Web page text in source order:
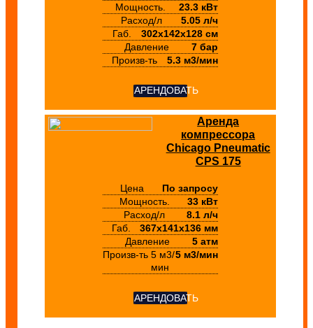
Мощность.
23.3 кВт
Расход/л
5.05 л/ч
Габ.
302х142х128 см
Давление
7 бар
Произв-ть
5.3 м3/мин
АРЕНДОВАТЬ
Аренда
компрессора
Chicago Pneumatic
CPS 175
Цена
По запросу
Мощность.
33 кВт
Расход/л
8.1 л/ч
Габ.
367х141х136 мм
Давление
5 атм
Произв-ть
5 м3/мин
5 м3/
мин
АРЕНДОВАТЬ